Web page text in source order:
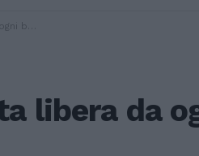
libera da